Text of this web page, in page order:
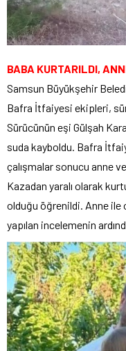
BABA KURTARILDI,
Samsun Büyükşehir
Bafra İtfaiyesi ekipleri,
Sürücünün eşi Gülşah
suda kayboldu. Bafra
çalışmalar sonucu anne
Kazadan yaralı olarak
olduğu öğrenildi. Anne ile
yapılan incelemenin